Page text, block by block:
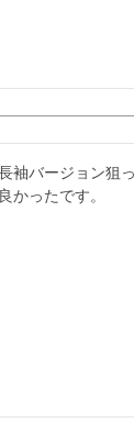
袖バージョン狙
かったです。